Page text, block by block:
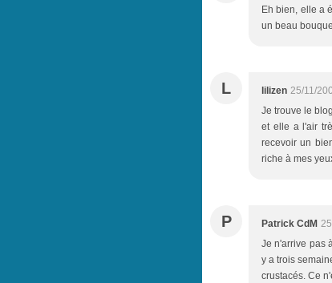
Eh bien, elle a
un beau
L lilizen 25/11/
Je trouve le
et elle a l'air
recevoir un
riche à mes
P Patrick CdM
Je n'arrive pas
y a trois
crustacés. Ce